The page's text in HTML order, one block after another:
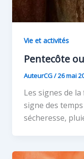
Vie et activités
Pentecôte
AuteurCG/26 mai
Les signes de
signe des
sécheresse,